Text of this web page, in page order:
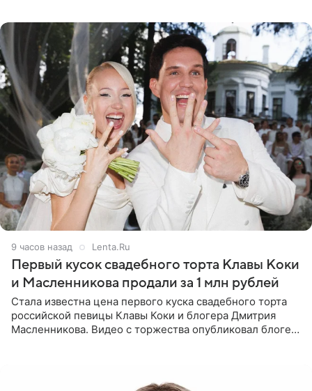
9 часов назад Lenta.Ru
Первый кусок свадебного торта Клавы Коки
и Масленникова продали за 1 млн рублей
Стала известна цена первого куска свадебного торта
российской певицы Клавы Коки и блогера Дмитрия
Масленникова. Видео с торжества опубликовал блогер